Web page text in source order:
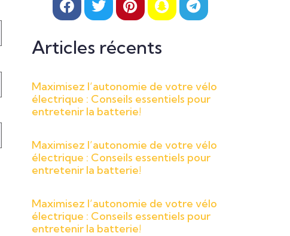
Articles récents
Maximisez l’autonomie de votre vélo
électrique : Conseils essentiels pour
entretenir la batterie!
Maximisez l’autonomie de votre vélo
électrique : Conseils essentiels pour
entretenir la batterie!
Maximisez l’autonomie de votre vélo
électrique : Conseils essentiels pour
entretenir la batterie!